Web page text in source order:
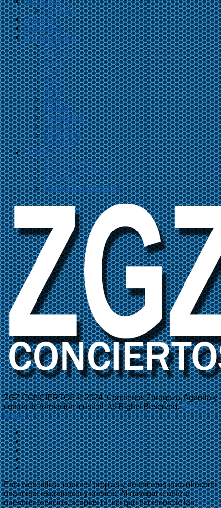
Crónicas
GRUPOS
PODCAST
EFEMÉRIDES
Enero
Febrero
Marzo
Abril
Mayo
Junio
Julio
Agosto
Septiembre
Octubre
Noviembre
Diciembre
CONTACTO
Sube tu grupo
Sube un concierto
Suscríbete
Trabaja Con Nosotros
ZGZ CONCIERTOS © 2024. Conciertos Zaragoza, Agenda y
cursos de formación musical. All Rights Reserved.Aviso
legal
Esta web utiliza 'cookies' propias y de terceros para ofrecerte
una mejor experiencia y servicio. Al navegar o utilizar
nuestros servicios, aceptas el uso que hacemos de las